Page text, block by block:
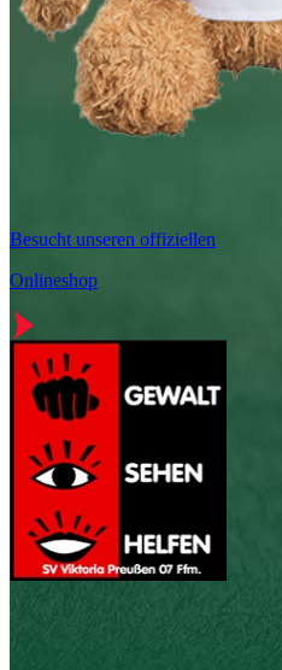
Besucht unseren offiziellen
Onlineshop